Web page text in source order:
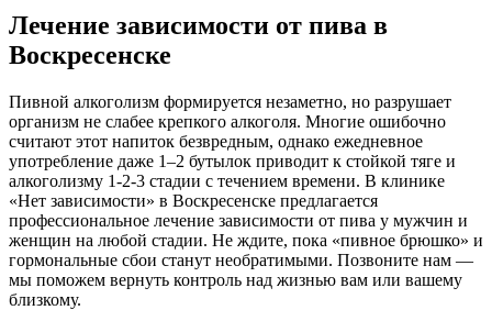
Лечение зависимости от пива в
Воскресенске
Пивной алкоголизм формируется незаметно, но разрушает
организм не слабее крепкого алкоголя. Многие ошибочно
считают этот напиток безвредным, однако ежедневное
употребление даже 1–2 бутылок приводит к стойкой тяге и
алкоголизму 1-2-3 стадии с течением времени. В клинике
«Нет зависимости» в Воскресенске предлагается
профессиональное лечение зависимости от пива у мужчин и
женщин на любой стадии. Не ждите, пока «пивное брюшко» и
гормональные сбои станут необратимыми. Позвоните нам —
мы поможем вернуть контроль над жизнью вам или вашему
близкому.